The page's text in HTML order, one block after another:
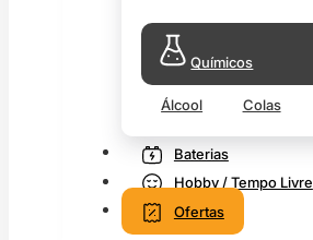
Químicos
Álcool Colas
Baterias
Hobby / Tempo Livre
Ofertas